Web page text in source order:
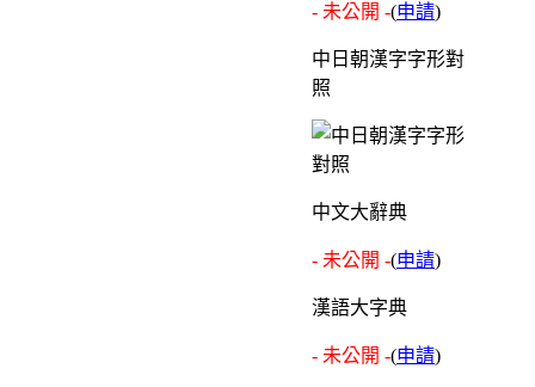
- 未公開 -(申請)
中日朝漢字字形對
照
中文大辭典
- 未公開 -(申請)
漢語大字典
- 未公開 -(申請)